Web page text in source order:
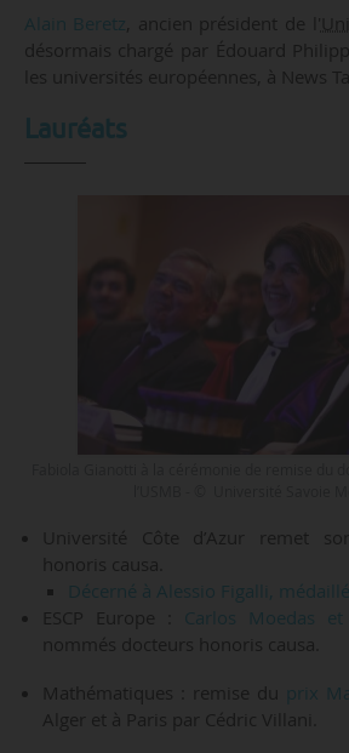
Alain Beretz , ancien président de l'
désormais chargé par Édouard
les universités européennes, à News
Lauréats
Université Côte d’Azur remet
honoris causa.
Décerné à Alessio Figalli,
ESCP Europe : Carlos Moedas
nommés docteurs honoris causa.
Mathématiques : remise du
prix
Alger et à Paris par Cédric Villani.